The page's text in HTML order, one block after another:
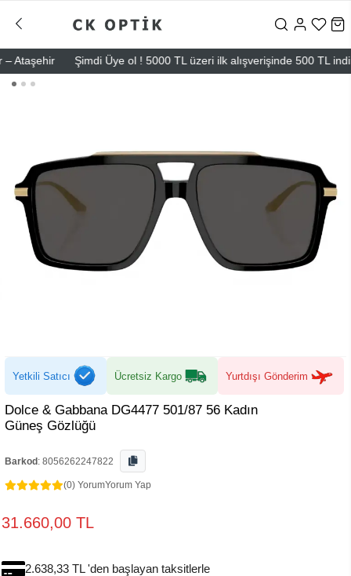
Şimdi Üye ol ! 5000 TL üzeri ilk alışverişinde 500 TL indirim
Yetkili Satıcı Ücretsiz Kargo Yurtdışı Gönderim
Dolce & Gabbana DG4477 501/87 56 Kadın
Güneş Gözlüğü
Barkod : 8056262247822
(0) YorumYorum Yap
31.660,00 TL
2.638,33 TL 'den başlayan taksitlerle